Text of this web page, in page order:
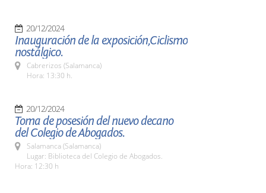
20/12/2024
Inauguración de la exposición,Ciclismo
nostálgico.
Cabrerizos (Salamanca)
Hora: 13:30 h.
20/12/2024
Toma de posesión del nuevo decano
del Colegio de Abogados.
Salamanca (Salamanca)
Lugar: Biblioteca del Colegio de Abogados.
Hora: 12:30 h